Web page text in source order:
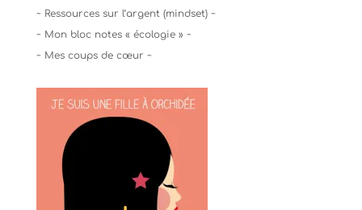
~ Ressources sur l’argent (mindset) ~
~ Mon bloc notes « écologie » ~
~ Mes coups de cœur ~